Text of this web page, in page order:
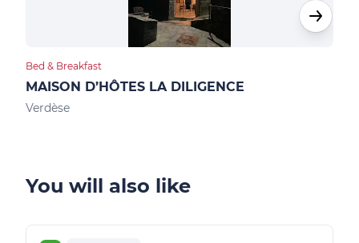
Bed & Breakfast
MAISON D’HÔTES LA DILIGENCE
Verdèse
You will also like